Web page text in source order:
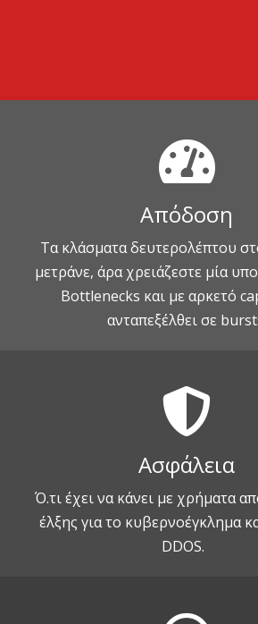
Απόδοση
Τα κλάσματα δευτερολέπτου
μετράνε, άρα χρειάζεστε μία
Bottlenecks και με αρκετό
ανταπεξέλθει σε
Ασφάλεια
Ό.τι έχει να κάνει με χρήματα
έλξης για το κυβερνοέγκλημα
DDOS.